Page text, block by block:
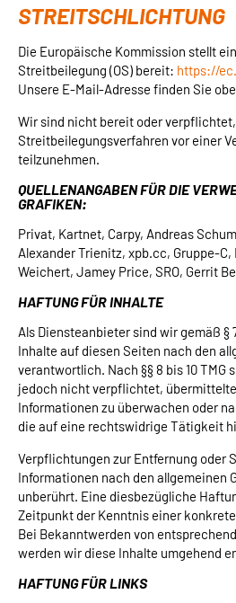
STREITSCHLICHTUNG
Die Europäische Kommission stellt
Streitbeilegung (OS) bereit: https://
Unsere E-Mail-Adresse finden Sie
Wir sind nicht bereit oder
Streitbeilegungsverfahren vor einer
teilzunehmen.
QUELLENANGABEN FÜR DIE
GRAFIKEN:
Privat, Kartnet, Carpy, Andreas
Alexander Trienitz, xpb.cc, Gruppe-
Weichert, Jamey Price, SRO, Gerrit
HAFTUNG FÜR INHALTE
Als Diensteanbieter sind wir gemäß §
Inhalte auf diesen Seiten nach den
verantwortlich. Nach §§ 8 bis 10 TMG
jedoch nicht verpflichtet,
Informationen zu überwachen oder
die auf eine rechtswidrige Tätigkeit
Verpflichtungen zur Entfernung oder
Informationen nach den allgemeinen
unberührt. Eine diesbezügliche
Zeitpunkt der Kenntnis einer
Bei Bekanntwerden von
werden wir diese Inhalte umgehend
HAFTUNG FÜR LINKS